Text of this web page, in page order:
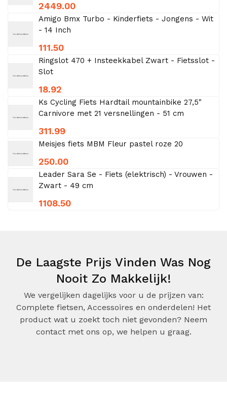
2449.00
Amigo Bmx Turbo - Kinderfiets - Jongens - Wit
- 14 Inch
111.50
Ringslot 470 + Insteekkabel Zwart - Fietsslot -
Slot
18.92
Ks Cycling Fiets Hardtail mountainbike 27,5"
Carnivore met 21 versnellingen - 51 cm
311.99
Meisjes fiets MBM Fleur pastel roze 20
250.00
Leader Sara Se - Fiets (elektrisch) - Vrouwen -
Zwart - 49 cm
1108.50
De Laagste Prijs Vinden Was Nog
Nooit Zo Makkelijk!
We vergelijken dagelijks voor u de prijzen van:
Complete fietsen, Accessoires en onderdelen! Het
product wat u zoekt toch niet gevonden? Neem
contact met ons op, we helpen u graag.